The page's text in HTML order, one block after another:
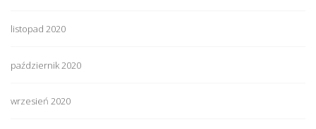
listopad 2020
październik 2020
wrzesień 2020